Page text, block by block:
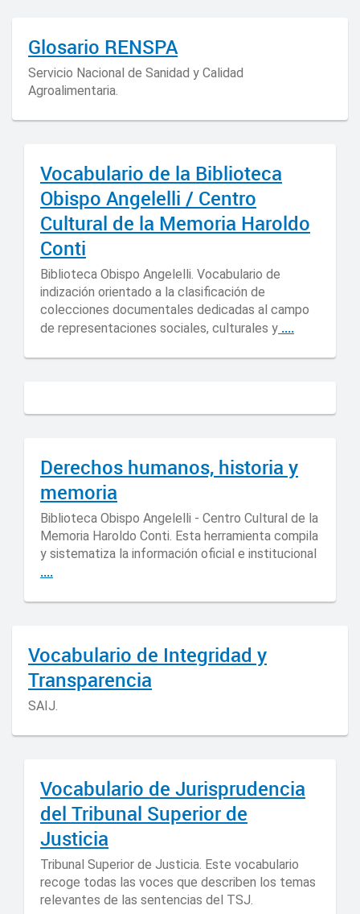
Glosario RENSPA
Servicio Nacional de Sanidad y Calidad
Agroalimentaria.
Vocabulario de la Biblioteca
Obispo Angelelli / Centro
Cultural de la Memoria Haroldo
Conti
Biblioteca Obispo Angelelli. Vocabulario de
indización orientado a la clasificación de
colecciones documentales dedicadas al campo
de representaciones sociales, culturales y ....
Derechos humanos, historia y
memoria
Biblioteca Obispo Angelelli - Centro Cultural de la
Memoria Haroldo Conti. Esta herramienta compila
y sistematiza la información oficial e institucional
....
Vocabulario de Integridad y
Transparencia
SAIJ.
Vocabulario de Jurisprudencia
del Tribunal Superior de
Justicia
Tribunal Superior de Justicia. Este vocabulario
recoge todas las voces que describen los temas
relevantes de las sentencias del TSJ.